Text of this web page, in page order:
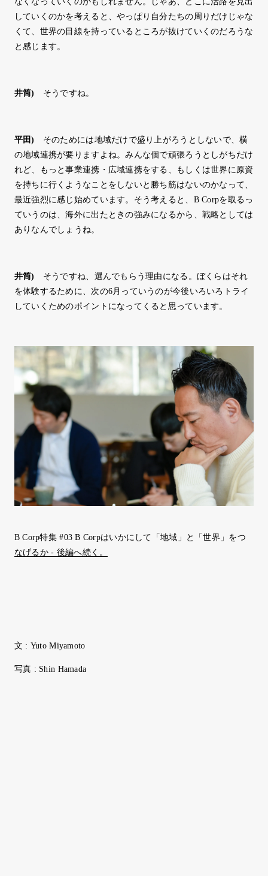
していくのかを考えると、やっぱり自分たちの周りだけじゃな
くて、世界の目線を持っているところが抜けていくのだろうな
と感じます。
井筒) そうですね。
平田)
そのためには地域だけで盛り上がろうとしないで、横
の地域連携が要りますよね。みんな個で頑張ろうとしがちだけ
れど、もっと事業連携・広域連携をする、もしくは世界に原資
を持ちに行くようなことをしないと勝ち筋はないのかなって、
最近強烈に感じ始めています。そう考えると、B Corpを取るっ
ていうのは、海外に出たときの強みになるから、戦略としては
ありなんでしょうね。
井筒)
そうですね、選んでもらう理由になる。ぼくらはそれ
を体験するために、次の6月っていうのが今後いろいろトライ
していくためのポイントになってくると思っています。
B Corp特集 #03 B Corpはいかにして「地域」と「世界」をつ
なげるか - 後編へ続く。
文 : Yuto Miyamoto
写真 : Shin Hamada